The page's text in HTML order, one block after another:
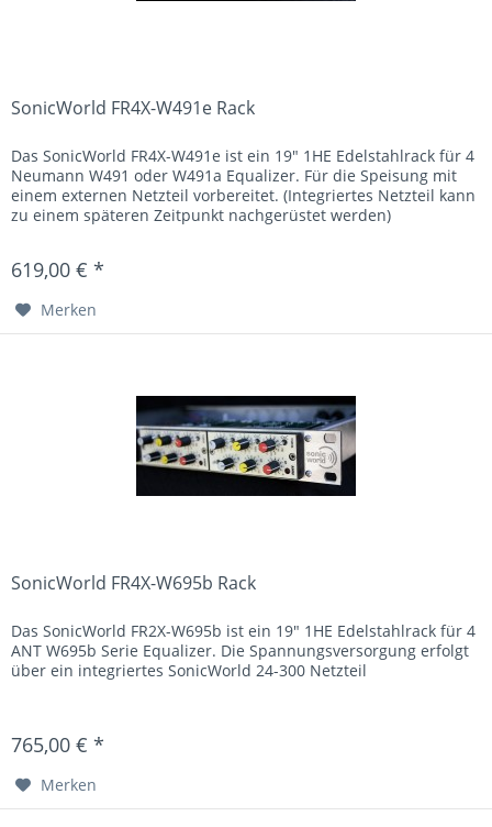
SonicWorld FR4X-W491e Rack
Das SonicWorld FR4X-W491e ist ein 19" 1HE Edelstahlrack für 4
Neumann W491 oder W491a Equalizer. Für die Speisung mit
einem externen Netzteil vorbereitet. (Integriertes Netzteil kann
zu einem späteren Zeitpunkt nachgerüstet werden)
619,00 € *
Merken
SonicWorld FR4X-W695b Rack
Das SonicWorld FR2X-W695b ist ein 19" 1HE Edelstahlrack für 4
ANT W695b Serie Equalizer. Die Spannungsversorgung erfolgt
über ein integriertes SonicWorld 24-300 Netzteil
765,00 € *
Merken